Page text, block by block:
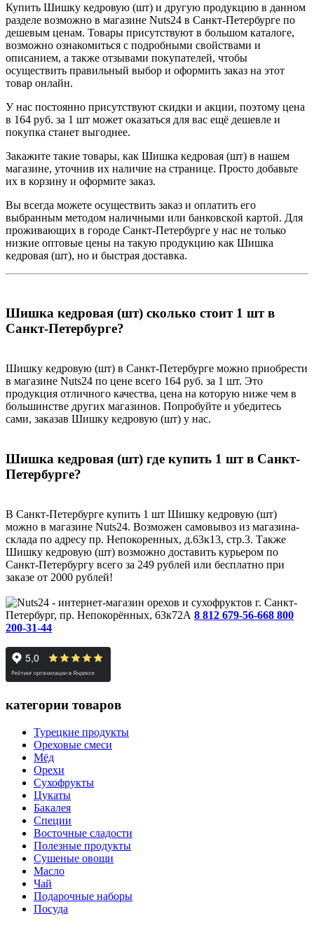
Купить Шишку кедровую (шт) и другую продукцию в данном
разделе возможно в магазине Nuts24 в Санкт-Петербурге по
дешевым ценам. Товары присутствуют в большом каталоге,
возможно ознакомиться с подробными свойствами и
описанием, а также отзывами покупателей, чтобы
осуществить правильный выбор и оформить заказ на этот
товар онлайн.
У нас постоянно присутствуют скидки и акции, поэтому цена
в 164 руб. за 1 шт может оказаться для вас ещё дешевле и
покупка станет выгоднее.
Закажите такие товары, как Шишка кедровая (шт) в нашем
магазине, уточнив их наличие на странице. Просто добавьте
их в корзину и оформите заказ.
Вы всегда можете осуществить заказ и оплатить его
выбранным методом наличными или банковской картой. Для
проживающих в городе Санкт-Петербурге у нас не только
низкие оптовые цены на такую продукцию как Шишка
кедровая (шт), но и быстрая доставка.
Шишка кедровая (шт) сколько стоит 1 шт в
Санкт-Петербурге?
Шишку кедровую (шт) в Санкт-Петербурге можно приобрести
в магазине Nuts24 по цене всего 164 руб. за 1 шт. Это
продукция отличного качества, цена на которую ниже чем в
большинстве других магазинов. Попробуйте и убедитесь
сами, заказав Шишку кедровую (шт) у нас.
Шишка кедровая (шт) где купить 1 шт в Санкт-
Петербурге?
В Санкт-Петербурге купить 1 шт Шишку кедровую (шт)
можно в магазине Nuts24. Возможен самовывоз из магазина-
склада по адресу пр. Непокоренных, д.63к13, стр.3. Также
Шишку кедровую (шт) возможно доставить курьером по
Санкт-Петербургу всего за 249 рублей или бесплатно при
заказе от 2000 рублей!
г. Санкт-
Петербург, пр. Непокорённых, 63к72А 8 812 679-56-668 800
200-31-44
категории товаров
Турецкие продукты
Ореховые смеси
Мёд
Орехи
Сухофрукты
Цукаты
Бакалея
Специи
Восточные сладости
Полезные продукты
Сушеные овощи
Масло
Чай
Подарочные наборы
Посуда